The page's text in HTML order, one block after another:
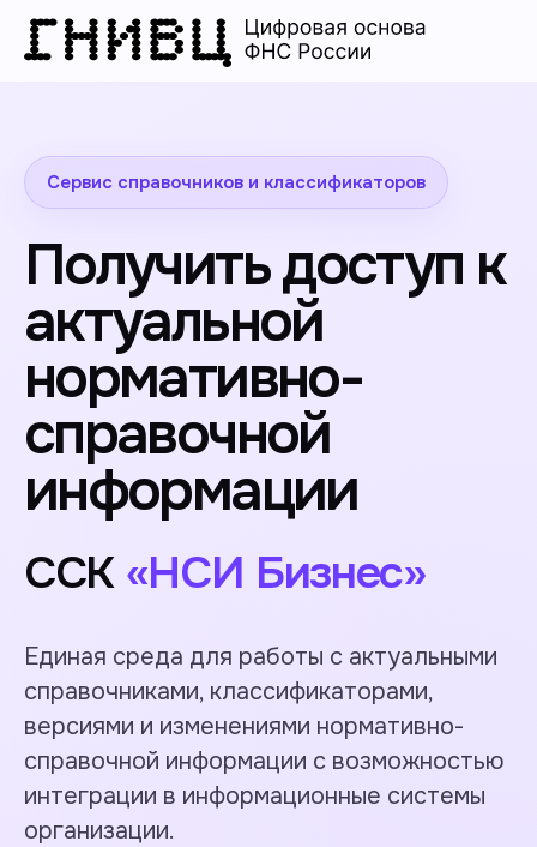
Сервис справочников и классификаторов
Получить доступ к
актуальной
нормативно-
справочной
информации
ССК «НСИ Бизнес»
Единая среда для работы с актуальными
справочниками, классификаторами,
версиями и изменениями нормативно-
справочной информации с возможностью
интеграции в информационные системы
организации.